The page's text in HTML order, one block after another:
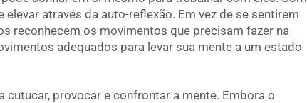
elevar através da auto-reflexão. Em vez de se sentirem
reconhecem os movimentos que precisam fazer na
adequados para levar sua mente a um estado
cutucar, provocar e confrontar a mente. Embora o